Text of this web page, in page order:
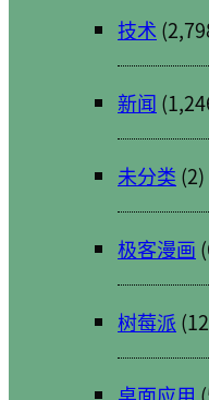
技术
新闻
未分类 (2)
极客漫画
树莓派